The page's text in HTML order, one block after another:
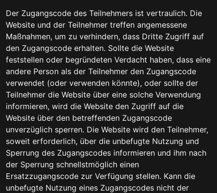
Der Zugangscode des Teilnehmers ist vertraulich. Die
Website und der Teilnehmer treffen angemessene
Maßnahmen, um zu verhindern, dass Dritte Zugriff auf
den Zugangscode erhalten. Sollte die Website
feststellen oder begründeten Verdacht haben, dass eine
andere Person als der Teilnehmer den Zugangscode
verwendet (oder verwenden könnte), oder sollte der
Teilnehmer die Website über eine solche Verwendung
informieren, wird die Website den Zugriff auf die
Website über den betreffenden Zugangscode
unverzüglich sperren. Die Website wird den Teilnehmer,
soweit erforderlich, über die unbefugte Nutzung und
Sperrung des Zugangscodes informieren und ihm nach
der Sperrung schnellstmöglich einen
Ersatzzugangscode zur Verfügung stellen. Kann die
unbefugte Nutzung eines Zugangscodes nicht der